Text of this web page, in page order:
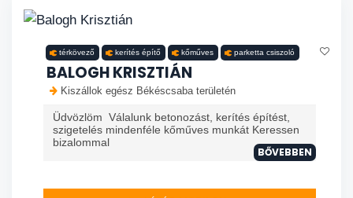
térkövező kerítés építő kőműves parketta csiszoló
BALOGH KRISZTIÁN
Kiszállok egész Békéscsaba területén
Üdvözlöm Válalunk betonozást, kerítés építést,
szigetelés mindenféle kőműves munkát Keressen
bizalommal
BŐVEBBEN